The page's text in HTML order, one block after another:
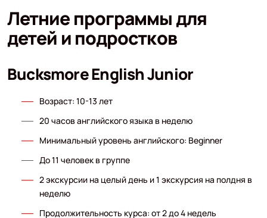
Летние программы для
детей и подростков
Bucksmore English Junior
Возраст: 10-13 лет
20 часов английского языка в неделю
Минимальный уровень английского: Beginner
До 11 человек в группе
2 экскурсии на целый день и 1 экскурсия на полдня в
неделю
Продолжительность курса: от 2 до 4 недель